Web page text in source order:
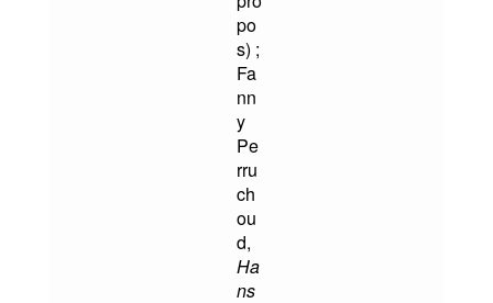
po
s) ;
Fa
nn
y
Pe
rru
ch
ou
d,
Ha
ns